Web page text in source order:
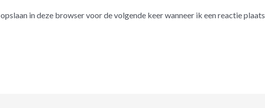
in deze browser voor de volgende keer wanneer ik een reactie